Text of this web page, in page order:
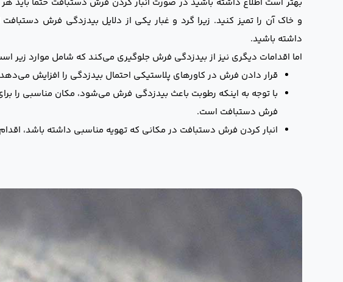
و خاک آن را تمیز کنید. زیرا گرد و غبار یکی از دلایل بیدزدگی فرش
داشته باشید.
اما اقدامات دیگری نیز از بیدزدگی فرش جلوگیری می‌کند که شامل موارد زیر
قرار دادن فرش در کاورهای پلاستیکی احتمال بیدزدگی را افزایش
با توجه به اینکه رطوبت باعث بیدزدگی فرش می‌شود، مکان مناسبی را
فرش دستبافت است.
انبار کردن فرش‌ دستبافت در مکانی که تهویه مناسبی داشته باشد،